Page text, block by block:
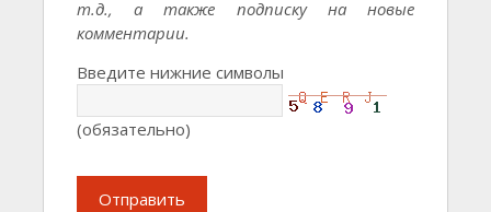
т.д., а также подписку на новые
комментарии.
Введите нижние символы
(обязательно)
Отправить